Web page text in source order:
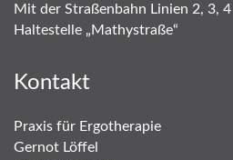
Mit der Straßenbahn Linien 2, 3,
Haltestelle „Mathystraße“
Kontakt
Praxis für Ergotherapie
Gernot Löffel